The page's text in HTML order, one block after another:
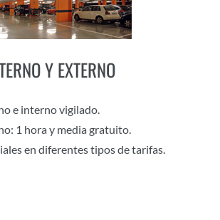
Y EXTERNO
e interno vigilado.
1 hora y media gratuito.
en diferentes tipos de tarifas.